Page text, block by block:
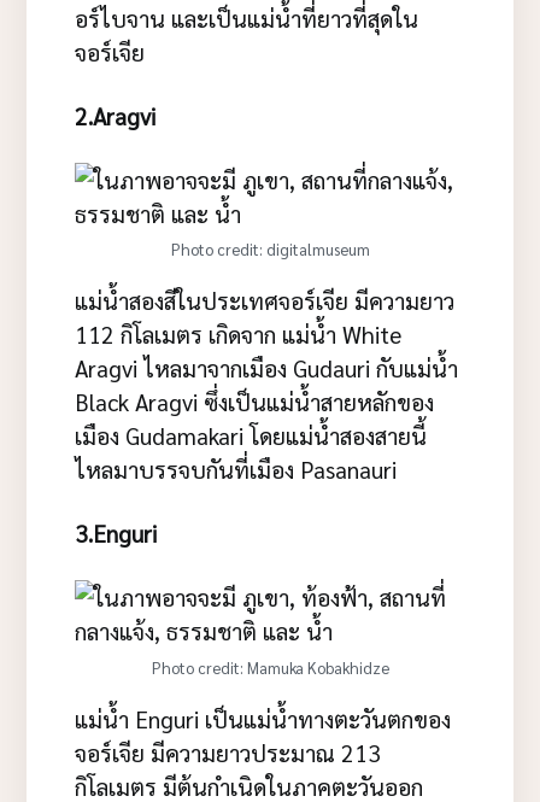
อร์ไบจาน และเป็นแม่น้ำที่ยาวที่สุดใน
จอร์เจีย
2.Aragvi
Photo credit: digitalmuseum
แม่น้ำสองสีในประเทศจอร์เจีย มีความยาว
112 กิโลเมตร เกิดจาก แม่น้ำ White
Aragvi ไหลมาจากเมือง Gudauri กับแม่น้ำ
Black Aragvi ซึ่งเป็นแม่น้ำสายหลักของ
เมือง Gudamakari โดยแม่น้ำสองสายนี้
ไหลมาบรรจบกันที่เมือง Pasanauri
3.Enguri
Photo credit: Mamuka Kobakhidze
แม่น้ำ Enguri เป็นแม่น้ำทางตะวันตกของ
จอร์เจีย มีความยาวประมาณ 213
กิโลเมตร มีต้นกำเนิดในภาคตะวันออก